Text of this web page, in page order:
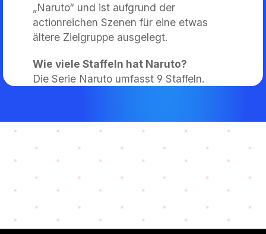
„Naruto“ und ist aufgrund der
actionreichen Szenen für eine etwas
ältere Zielgruppe ausgelegt.
Wie viele Staffeln hat Naruto?
Die Serie Naruto umfasst 9 Staffeln.